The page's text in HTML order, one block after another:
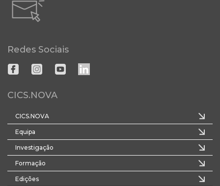
Redes Sociais
CICS.NOVA
CICS.NOVA
Equipa
Investigação
Formação
Edições